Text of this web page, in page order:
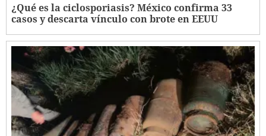
¿Qué es la ciclosporiasis? México confirma 33
casos y descarta vínculo con brote en EEUU